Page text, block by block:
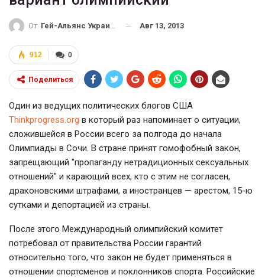
От Гей-Альянс Украина Авг 13, 2013
0
912
Поделиться
Один из ведущих политических блогов США
Тhinkprogress.org в который раз напоминает о ситуации,
сложившейся в России всего за полгода до начала
Олимпиады в Сочи. В стране принят гомофобный закон,
запрещающий "пропаганду нетрадиционных сексуальных
отношений" и карающий всех, кто с этим не согласен,
драконовскими штрафами, а иностранцев — арестом, 15-ю
сутками и депортацией из страны.
После этого Международный олимпийский комитет
потребовал от правительства России гарантий
относительно того, что закон не будет применяться в
отношении спортсменов и поклонников спорта. Российские